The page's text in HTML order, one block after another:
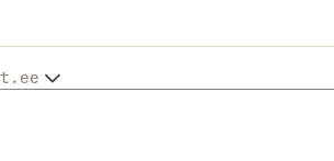
Praha linnakohtu äriregistris (osa C,